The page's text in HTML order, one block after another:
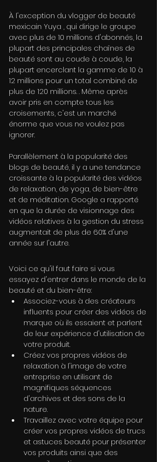
À l'exception du vlogger de beauté
mexicain Yuya , qui dirige le groupe
avec plus de 10 millions d'abonnés, la
plupart des principales chaînes de
beauté sont au coude à coude, la
plupart encerclant la gamme de 10 à
12 millions pour un total combiné de
plus de 120 millions. . Même après
avoir pris en compte tous les
croisements, c'est un marché
énorme que vous ne voulez pas
ignorer.
Parallèlement à la popularité des
blogs de beauté, il y a une tendance
croissante à la popularité des vidéos
de relaxation, de yoga, de bien-être
et de méditation. Google a rapporté
en que la durée de visionnage des
vidéos relatives à la gestion du stress
augmentait de plus de 60% d'une
année sur l'autre.
Voici ce qu'il faut faire si vous
essayez d'entrer dans le monde de la
beauté et du bien-être:
Associez-vous à des créateurs
influents pour créer des vidéos de
marque où ils essaient et parlent
de leur expérience d'utilisation de
votre produit.
Créez vos propres vidéos de
relaxation à l'image de votre
entreprise en utilisant de
magnifiques séquences
d'archives et des sons de la
nature.
Travaillez avec votre équipe pour
créer vos propres vidéos de trucs
et astuces beauté pour présenter
vos produits ainsi que des